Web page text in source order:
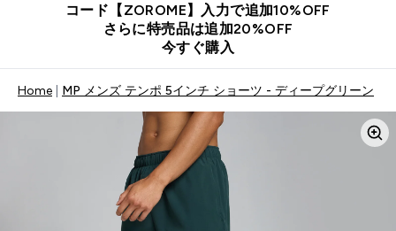
コード【ZOROME】入力で追加10%OFF
さらに特売品は追加20%OFF
今すぐ購入
Home MP メンズ テンポ 5インチ ショーツ - ディープグリーン